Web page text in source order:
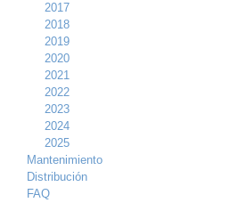
2017
2018
2019
2020
2021
2022
2023
2024
2025
Mantenimiento
Distribución
FAQ